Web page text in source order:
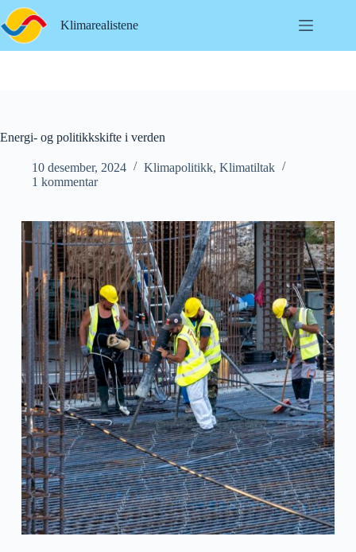
Hopp
til
innholdet
Klimarealistene
Energi- og politikkskifte i verden
10 desember, 2024 Klimapolitikk, Klimatiltak
1 kommentar